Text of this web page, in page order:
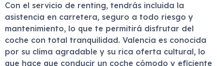
Con el servicio de renting, tendrás incluida la
asistencia en carretera, seguro a todo riesgo y
mantenimiento, lo que te permitirá disfrutar del
coche con total tranquilidad. Valencia es conocida
por su clima agradable y su rica oferta cultural, lo
que hace que conducir un coche cómodo y eficiente